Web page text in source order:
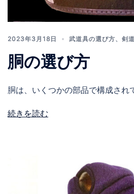
2023年3月18日 武道具の選び方、 剣道
胴の選び方
胴は、いくつかの部品で構成さ
続きを読む